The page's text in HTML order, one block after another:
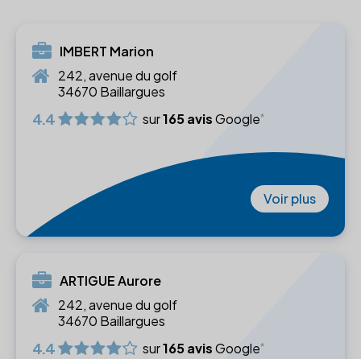
IMBERT Marion
242, avenue du golf
34670 Baillargues
4.4 sur165 avisGoogle
Voir plus
ARTIGUE Aurore
242, avenue du golf
34670 Baillargues
4.4 sur165 avisGoogle